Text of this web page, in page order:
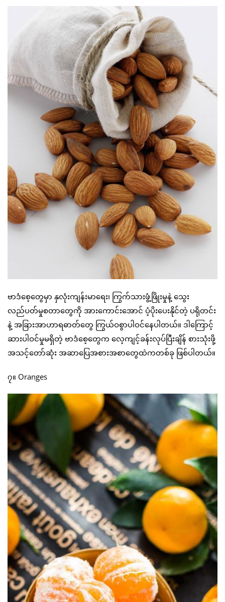
ဗာဒံစေ့တွေမှာ နှလုံးကျန်းမာရေး၊ ကြွက်သားဖွံ့ဖြိုးမှုနဲ့ သွေး
လည်ပတ်မှုစတာတွေကို အားကောင်းအောင် ပံ့ပိုးပေးနိုင်တဲ့ ပရိုတင်း
နဲ့ အခြားအာဟာရဓာတ်တွေ ကြွယ်ဝစွာပါဝင်နေပါတယ်။ ဒါကြောင့်
ဆားပါဝင်မှုမရှိတဲ့ ဗာဒံစေ့တွေက လေ့ကျင့်ခန်းလုပ်ပြီးချိန် စားသုံးဖို့
အသင့်တော်ဆုံး အဆာပြေအစားအစာတွေထဲကတစ်ခု ဖြစ်ပါတယ်။
၇။ Oranges